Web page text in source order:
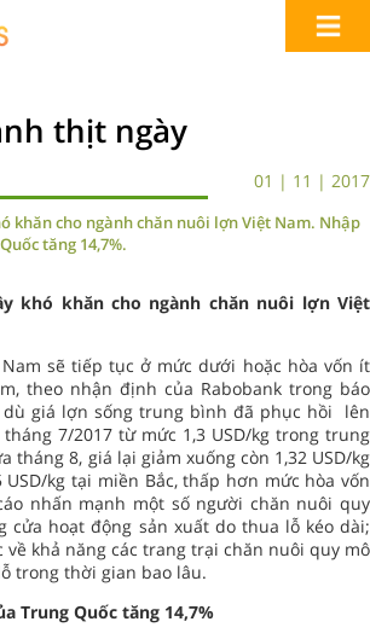
thịt ngày
01 | 11 | 2017
khăn cho ngành chăn nuôi lợn Việt Nam. Nhập
tăng 14,7%.
khó khăn cho ngành chăn nuôi lợn Việt
sẽ tiếp tục ở mức dưới hoặc hòa vốn ít
theo nhận định của Rabobank trong báo
dù giá lợn sống trung bình đã phục hồi lên
tháng 7/2017 từ mức 1,3 USD/kg trong trung
tháng 8, giá lại giảm xuống còn 1,32 USD/kg
kg tại miền Bắc, thấp hơn mức hòa vốn
nhấn mạnh một số người chăn nuôi quy
cửa hoạt động sản xuất do thua lỗ kéo dài;
về khả năng các trang trại chăn nuôi quy mô
trong thời gian bao lâu.
Trung Quốc tăng 14,7%